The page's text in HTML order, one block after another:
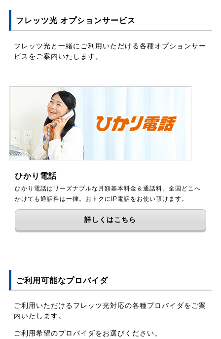
フレッツ光 オプションサービス
フレッツ光と一緒にご利用いただける各種オプションサー
ビスをご案内いたします。
ひかり電話
ひかり電話はリーズナブルな月額基本料金＆通話料。全国どこへ
かけても通話料は一律。おトクにIP電話をお使い頂けます。
詳しくはこちら
ご利用可能なプロバイダ
ご利用いただけるフレッツ光対応の各種プロバイダをご案
内いたします。
ご利用希望のプロバイダをお選びください。